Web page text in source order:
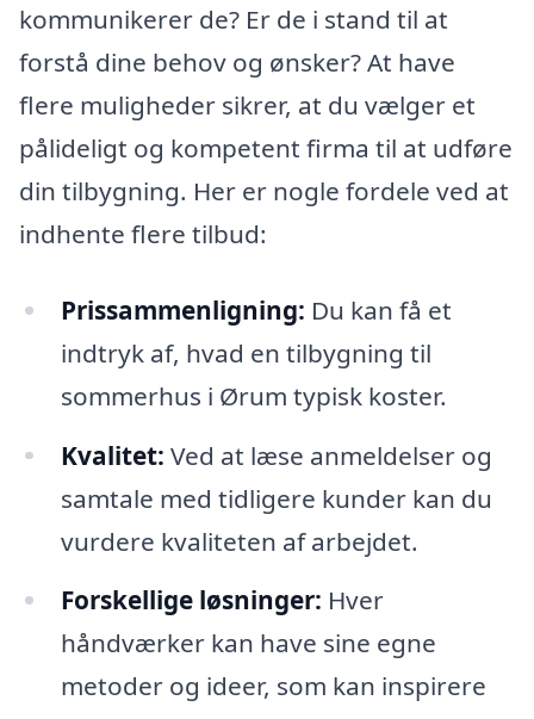
kommunikerer de? Er de i stand til at
forstå dine behov og ønsker? At have
flere muligheder sikrer, at du vælger et
pålideligt og kompetent firma til at udføre
din tilbygning. Her er nogle fordele ved at
indhente flere tilbud:
Prissammenligning: Du kan få et
indtryk af, hvad en tilbygning til
sommerhus i Ørum typisk koster.
Kvalitet: Ved at læse anmeldelser og
samtale med tidligere kunder kan du
vurdere kvaliteten af arbejdet.
Forskellige løsninger: Hver
håndværker kan have sine egne
metoder og ideer, som kan inspirere